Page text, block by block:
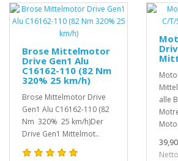
Brose Mittelmotor
Drive Gen1 Alu
C16162-110 (82 Nm
320% 25 km/h)
Brose Mittelmotor Drive
Gen1 Alu C16162-110 (82
Nm 320% 25 km/h)Der
Drive Gen1 Mittelmot..
alle